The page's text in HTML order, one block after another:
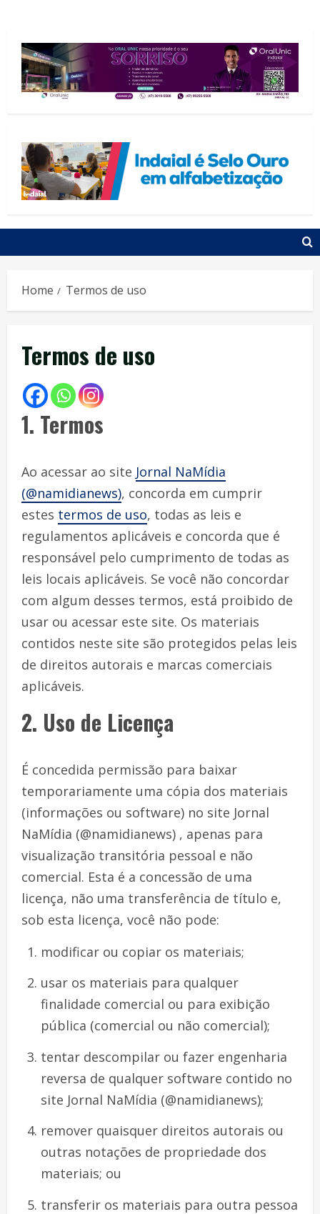
Home Termos de uso
Termos de uso
1. Termos
Ao acessar ao site Jornal NaMídia
(@namidianews), concorda em cumprir
estes termos de uso, todas as leis e
regulamentos aplicáveis ​​e concorda que é
responsável pelo cumprimento de todas as
leis locais aplicáveis. Se você não concordar
com algum desses termos, está proibido de
usar ou acessar este site. Os materiais
contidos neste site são protegidos pelas leis
de direitos autorais e marcas comerciais
aplicáveis.
2. Uso de Licença
É concedida permissão para baixar
temporariamente uma cópia dos materiais
(informações ou software) no site Jornal
NaMídia (@namidianews) , apenas para
visualização transitória pessoal e não
comercial. Esta é a concessão de uma
licença, não uma transferência de título e,
sob esta licença, você não pode:
modificar ou copiar os materiais;
usar os materiais para qualquer
finalidade comercial ou para exibição
pública (comercial ou não comercial);
tentar descompilar ou fazer engenharia
reversa de qualquer software contido no
site Jornal NaMídia (@namidianews);
remover quaisquer direitos autorais ou
outras notações de propriedade dos
materiais; ou
transferir os materiais para outra pessoa